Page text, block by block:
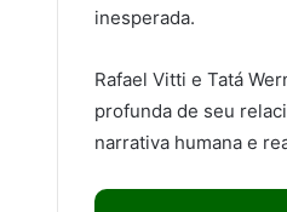
inesperada.
Rafael Vitti e Tatá
profunda de seu
narrativa humana e